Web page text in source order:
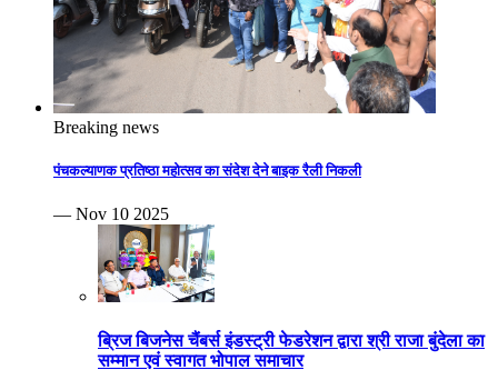
Breaking news
पंचकल्याणक प्रतिष्ठा महोत्सव का संदेश देने बाइक रैली निकली
— Nov 10 2025
ब्रिज बिजनेस चैंबर्स इंडस्ट्री फेडरेशन द्वारा श्री राजा बुंदेला का
सम्मान एवं स्वागत भोपाल समाचार